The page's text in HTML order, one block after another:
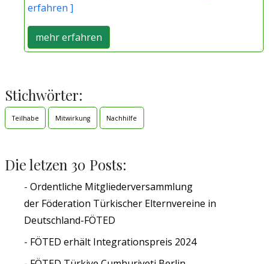
erfahren ]
mehr erfahren
Stichwörter:
Teilhabe Mitwirkung Nachhilfe
Die letzen 30 Posts:
Ordentliche Mitgliederversammlung
der Föderation Türkischer Elternvereine in
Deutschland-FÖTED
FÖTED erhält Integrationspreis 2024